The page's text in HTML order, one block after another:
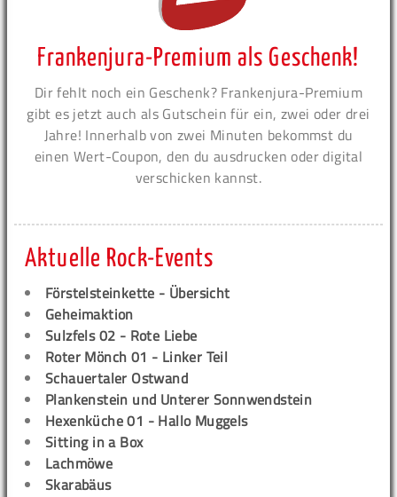
Frankenjura-Premium als Geschenk!
Dir fehlt noch ein Geschenk? Frankenjura-Premium
gibt es jetzt auch als Gutschein für ein, zwei oder drei
Jahre! Innerhalb von zwei Minuten bekommst du
einen Wert-Coupon, den du ausdrucken oder digital
verschicken kannst.
Aktuelle Rock-Events
Förstelsteinkette - Übersicht
Geheimaktion
Sulzfels 02 - Rote Liebe
Roter Mönch 01 - Linker Teil
Schauertaler Ostwand
Plankenstein und Unterer Sonnwendstein
Hexenküche 01 - Hallo Muggels
Sitting in a Box
Lachmöwe
Skarabäus